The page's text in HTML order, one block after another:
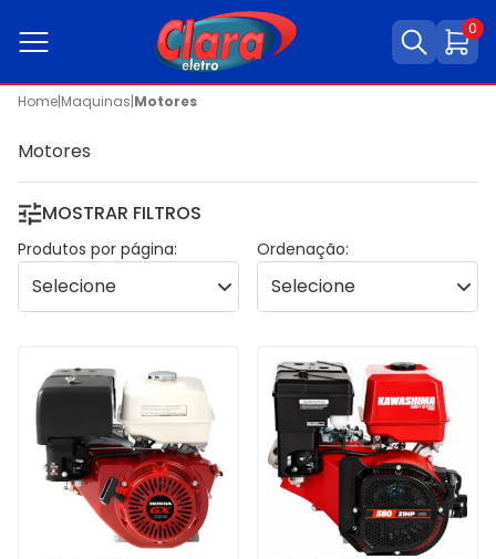
0
Home|Maquinas|Motores
Motores
MOSTRAR FILTROS
Produtos por página: Ordenação: